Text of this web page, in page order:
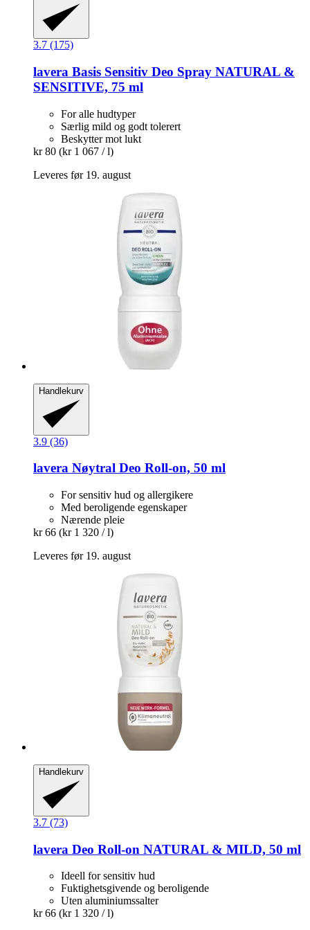
3.7 (175)
lavera Basis Sensitiv Deo Spray NATURAL &
SENSITIVE, 75 ml
For alle hudtyper
Særlig mild og godt tolerert
Beskytter mot lukt
kr 80 (kr 1 067 / l)
Leveres før 19. august
Handlekurv
3.9 (36)
lavera Nøytral Deo Roll-​on, 50 ml
For sensitiv hud og allergikere
Med beroligende egenskaper
Nærende pleie
kr 66 (kr 1 320 / l)
Leveres før 19. august
Handlekurv
3.7 (73)
lavera Deo Roll-​on NATURAL & MILD, 50 ml
Ideell for sensitiv hud
Fuktighetsgivende og beroligende
Uten aluminiumssalter
kr 66 (kr 1 320 / l)